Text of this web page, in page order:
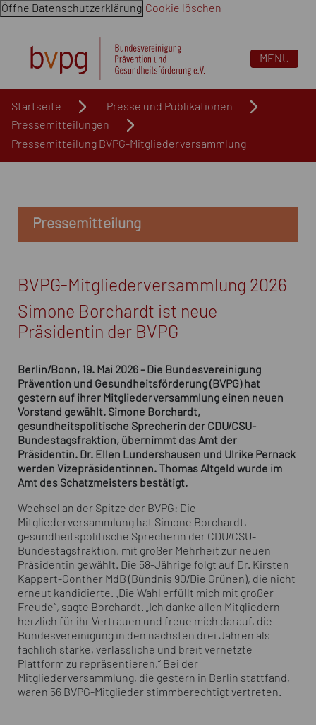
Öffne Datenschutzerklärung Cookie löschen
MENU
Startseite
Presse und Publikationen
Pressemitteilungen
Pressemitteilung BVPG-Mitgliederversammlung
Pressemitteilung
BVPG-Mitgliederversammlung 2026
Simone Borchardt ist neue
Präsidentin der BVPG
Berlin/Bonn, 19. Mai 2026 - Die Bundesvereinigung
Prävention und Gesundheitsförderung (BVPG) hat
gestern auf ihrer Mitgliederversammlung einen neuen
Vorstand gewählt. Simone Borchardt,
gesundheitspolitische Sprecherin der CDU/CSU-
Bundestagsfraktion, übernimmt das Amt der
Präsidentin. Dr. Ellen Lundershausen und Ulrike Pernack
werden Vizepräsidentinnen. Thomas Altgeld wurde im
Amt des Schatzmeisters bestätigt.
Wechsel an der Spitze der BVPG: Die
Mitgliederversammlung hat Simone Borchardt,
gesundheitspolitische Sprecherin der CDU/CSU-
Bundestagsfraktion, mit großer Mehrheit zur neuen
Präsidentin gewählt. Die 58-Jährige folgt auf Dr. Kirsten
Kappert-Gonther MdB (Bündnis 90/Die Grünen), die nicht
erneut kandidierte. „Die Wahl erfüllt mich mit großer
Freude“, sagte Borchardt. „Ich danke allen Mitgliedern
herzlich für ihr Vertrauen und freue mich darauf, die
Bundesvereinigung in den nächsten drei Jahren als
fachlich starke, verlässliche und breit vernetzte
Plattform zu repräsentieren.“ Bei der
Mitgliederversammlung, die gestern in Berlin stattfand,
waren 56 BVPG-Mitglieder stimmberechtigt vertreten.